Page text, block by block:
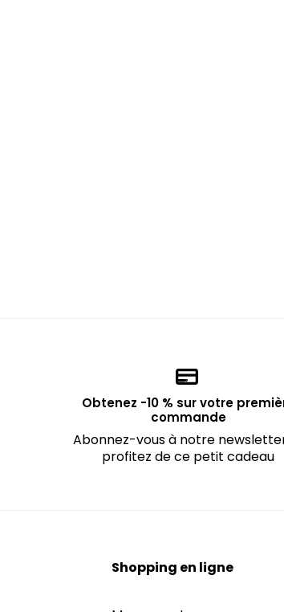
Obtenez -10 % sur votre
commande
Abonnez-vous à notre
profitez de ce petit cadeau
Shopping en ligne